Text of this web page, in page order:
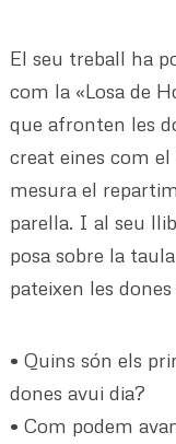
El seu treball ha
com la «Losa de
que afronten les
creat eines com
mesura el
parella. I al seu
posa sobre la
pateixen les
•⁠ ⁠Quins són els
dones avui dia?
•⁠ ⁠Com podem